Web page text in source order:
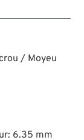
/ Moyeu
6.35 mm